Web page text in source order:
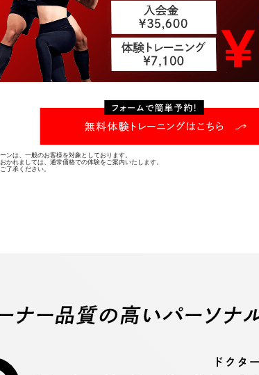
ンは、一般のお客様を対象としております。
かれましては、通常価格での体験をご案内いたします。
了承ください。